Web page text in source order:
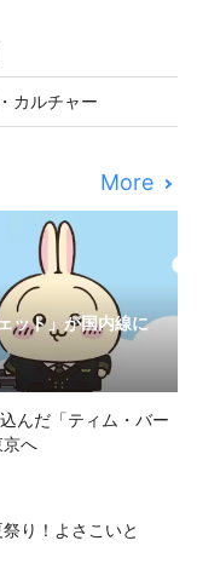
カルチャー
More
ット」が国内線に
んだ「ティム・バー
京へ
り！よさこいと